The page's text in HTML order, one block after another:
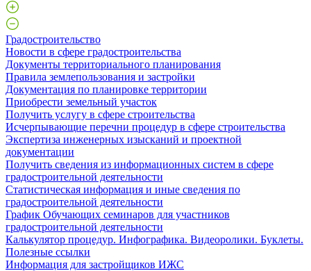
Градостроительство
Новости в сфере градостроительства
Документы территориального планирования
Правила землепользования и застройки
Документация по планировке территории
Приобрести земельный участок
Получить услугу в сфере строительства
Исчерпывающие перечни процедур в сфере строительства
Экспертиза инженерных изысканий и проектной
документации
Получить сведения из информационных систем в сфере
градостроительной деятельности
Статистическая информация и иные сведения по
градостроительной деятельности
График Обучающих семинаров для участников
градостроительной деятельности
Калькулятор процедур. Инфографика. Видеоролики. Буклеты.
Полезные ссылки
Информация для застройщиков ИЖС